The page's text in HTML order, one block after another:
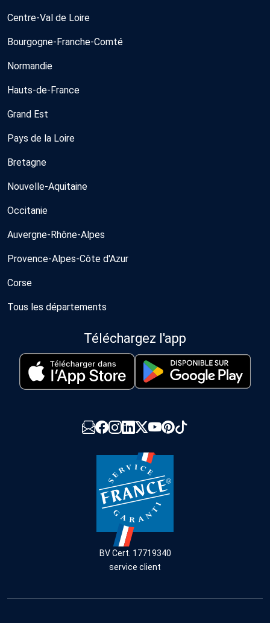
Centre-Val de Loire
Bourgogne-Franche-Comté
Normandie
Hauts-de-France
Grand Est
Pays de la Loire
Bretagne
Nouvelle-Aquitaine
Occitanie
Auvergne-Rhône-Alpes
Provence-Alpes-Côte d'Azur
Corse
Tous les départements
Téléchargez l'app
BV Cert. 17719340
service client